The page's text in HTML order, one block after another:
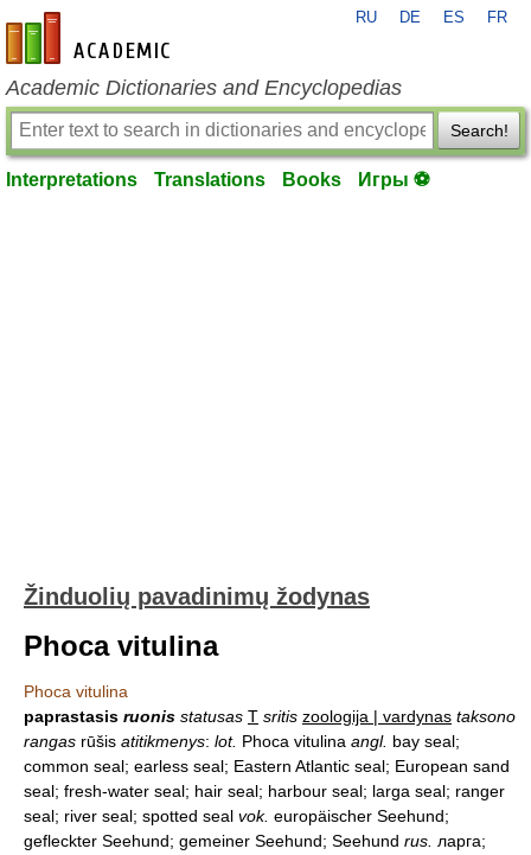
en-academic.com
RU DE ES FR
Academic Dictionaries and Encyclopedias
Search!
Interpretations Translations Books Игры ⚽
Žinduolių pavadinimų žodynas
Phoca vitulina
Phoca vitulina
paprastasis ruonis statusas T sritis zoologija | vardynas taksono
rangas rūšis atitikmenys: lot. Phoca vitulina angl. bay seal;
common seal; earless seal; Eastern Atlantic seal; European sand
seal; fresh-water seal; hair seal; harbour seal; larga seal; ranger
seal; river seal; spotted seal vok. europäischer Seehund;
gefleckter Seehund; gemeiner Seehund; Seehund rus. ларга;